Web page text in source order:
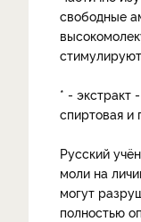
свободные
* - экстракт
спиртовая и
Русский
моли на
могут
полностью